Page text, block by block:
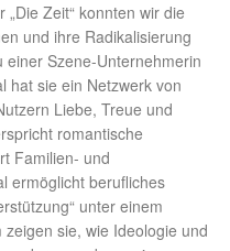
Zeit“ konnten wir die
und ihre Radikalisierung
Szene-Unternehmerin
hat sie ein Netzwerk von
Liebe, Treue und
romantische
Familien- und
ermöglicht berufliches
unter einem
sie, wie Ideologie und